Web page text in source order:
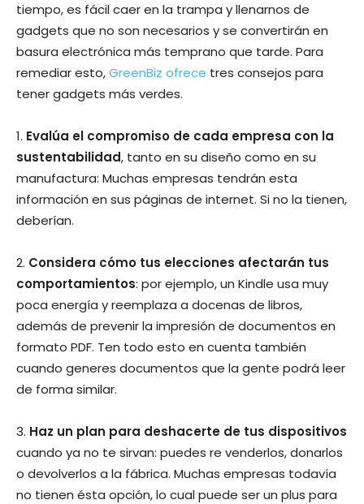
tiempo, es fácil caer en la trampa y llenarnos de
gadgets que no son necesarios y se convertirán en
basura electrónica más temprano que tarde. Para
remediar esto,GreenBiz ofrece tres consejos para
tener gadgets más verdes.
1. Evalúa el compromiso de cada empresa con la
sustentabilidad, tanto en su diseño como en su
manufactura: Muchas empresas tendrán esta
información en sus páginas de internet. Si no la tienen,
deberían.
2. Considera cómo tus elecciones afectarán tus
comportamientos: por ejemplo, un Kindle usa muy
poca energía y reemplaza a docenas de libros,
además de prevenir la impresión de documentos en
formato PDF. Ten todo esto en cuenta también
cuando generes documentos que la gente podrá leer
de forma similar.
3. Haz un plan para deshacerte de tus dispositivos
cuando ya no te sirvan: puedes re venderlos, donarlos
o devolverlos a la fábrica. Muchas empresas todavía
no tienen ésta opción, lo cual puede ser un plus para